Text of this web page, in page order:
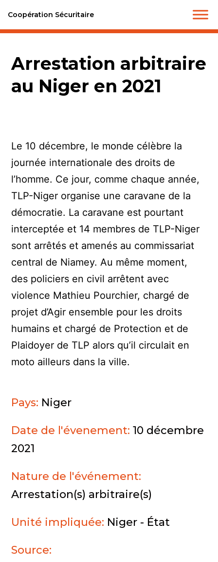
Coopération Sécuritaire
Arrestation arbitraire
au Niger en 2021
Le 10 décembre, le monde célèbre la
journée internationale des droits de
l’homme. Ce jour, comme chaque année,
TLP-Niger organise une caravane de la
démocratie. La caravane est pourtant
interceptée et 14 membres de TLP-Niger
sont arrêtés et amenés au commissariat
central de Niamey. Au même moment,
des policiers en civil arrêtent avec
violence Mathieu Pourchier, chargé de
projet d’Agir ensemble pour les droits
humains et chargé de Protection et de
Plaidoyer de TLP alors qu’il circulait en
moto ailleurs dans la ville.
Pays: Niger
Date de l'évenement:10 décembre
2021
Nature de l'événement:
Arrestation(s) arbitraire(s)
Unité impliquée: Niger - État
Source: